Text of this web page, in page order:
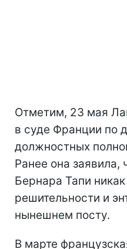
Отметим, 23 мая
в суде Франции по
должностных
Ранее она заявила,
Бернара Тапи
решительности и
нынешнем посту.
В марте